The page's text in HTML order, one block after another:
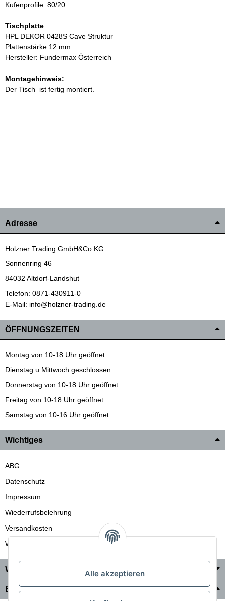
Kufenprofile: 80/20
Tischplatte
HPL DEKOR 0428S Cave Struktur
Plattenstärke 12 mm
Hersteller: Fundermax Österreich
Montagehinweis:
Der Tisch ist fertig montiert.
Adresse
Holzner Trading GmbH&Co.KG
Sonnenring 46
84032 Altdorf-Landshut
Telefon: 0871-430911-0
E-Mail: info@holzner-trading.de
ÖFFNUNGSZEITEN
Montag von 10-18 Uhr geöffnet
Dienstag u.Mittwoch geschlossen
Donnerstag von 10-18 Uhr geöffnet
Freitag von 10-18 Uhr geöffnet
Samstag von 10-16 Uhr geöffnet
Wichtiges
ABG
Datenschutz
Impressum
Wiederrufsbelehrung
Versandkosten
Wir liefern auch in die Schweiz
Wo Sie uns finden
Bezahlung & Versand
Alle akzeptieren